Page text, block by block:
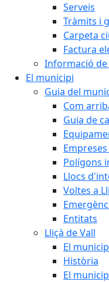
Serveis
Tràmits i
Carpeta
Factura
Informació de
El municipi
Guia del
Com
Guia de
Polígons
Llocs
Voltes a
Entitats
Lliçà de Vall
El
Història
El